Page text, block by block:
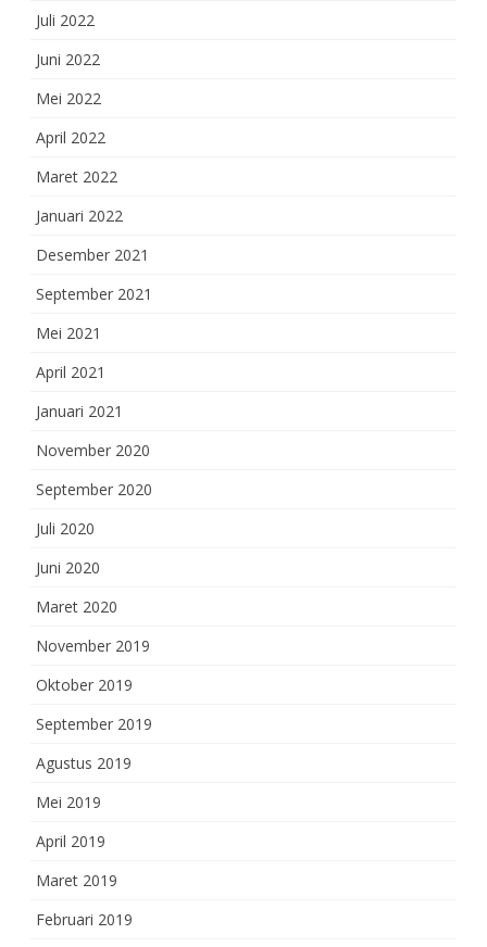
Juli 2022
Juni 2022
Mei 2022
April 2022
Maret 2022
Januari 2022
Desember 2021
September 2021
Mei 2021
April 2021
Januari 2021
November 2020
September 2020
Juli 2020
Juni 2020
Maret 2020
November 2019
Oktober 2019
September 2019
Agustus 2019
Mei 2019
April 2019
Maret 2019
Februari 2019